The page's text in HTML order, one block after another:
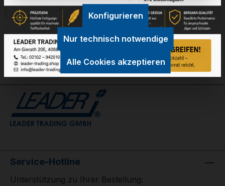
GPSR Information
Bewertungen
Service-Hotline
Unterstützung zu Ihrer Bestellung:
Nur technisch notwendige
Konfigurieren
Alle Cookies akzeptieren